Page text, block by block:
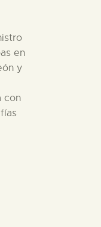
en
y
con